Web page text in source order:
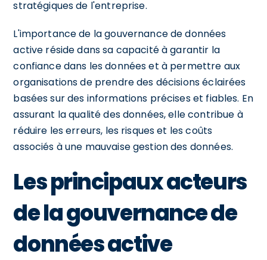
stratégiques de l'entreprise.
L'importance de la gouvernance de données
active réside dans sa capacité à garantir la
confiance dans les données et à permettre aux
organisations de prendre des décisions éclairées
basées sur des informations précises et fiables. En
assurant la qualité des données, elle contribue à
réduire les erreurs, les risques et les coûts
associés à une mauvaise gestion des données.
Les principaux acteurs
de la gouvernance de
données active